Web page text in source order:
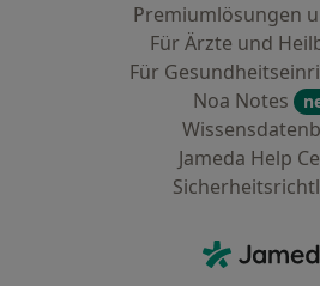
Premiumlösungen
Für Ärzte und
Für
Noa Notes
Jameda Help